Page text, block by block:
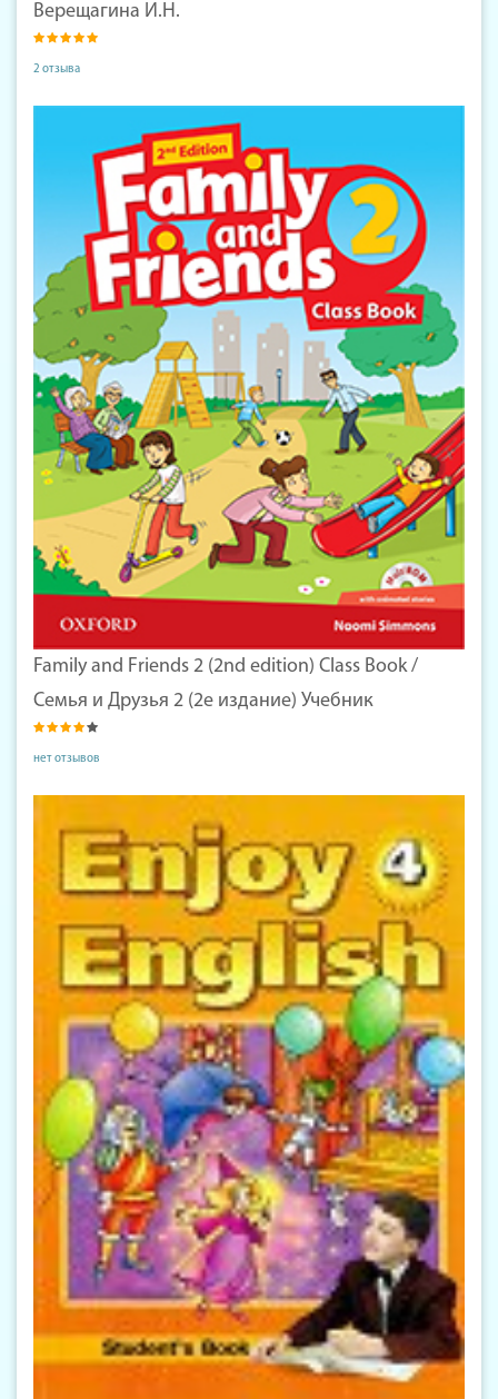
Верещагина И.Н.
2 отзыва
Family and Friends 2 (2nd edition) Class Book /
Семья и Друзья 2 (2е издание) Учебник
нет отзывов